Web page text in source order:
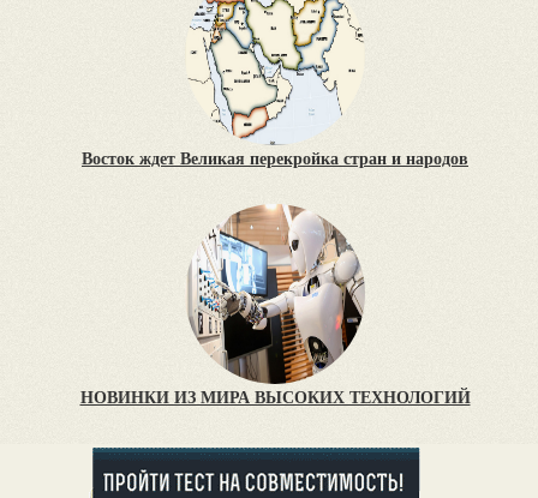
Восток ждет Великая перекройка стран и народов
НОВИНКИ ИЗ МИРА ВЫСОКИХ ТЕХНОЛОГИЙ